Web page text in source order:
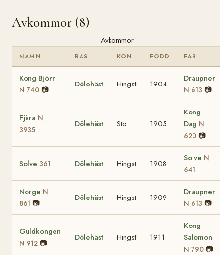
Avkommor (8)
Avkommor
NAMN RAS KÖN FÖDD FAR
Kong Björn
N 740 📷
Dölehäst Hingst 1904
Draupner
N 613 📷
Fjära N
3935
Dölehäst Sto 1905
Kong
Dag N
620 📷
Solve 361 Dölehäst Hingst 1908
Solve N
641
Norge N
861 📷
Dölehäst Hingst 1909
Draupner
N 613 📷
Guldkongen
N 912 📷
Dölehäst Hingst 1911
Kong
Salomon
N 790 📷